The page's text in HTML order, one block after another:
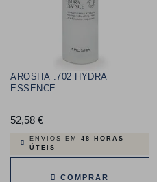
AROSHA .702 HYDRA
ESSENCE
52,58 €Preço
ENVIOS EM 48 HORAS
ÚTEIS
COMPRAR